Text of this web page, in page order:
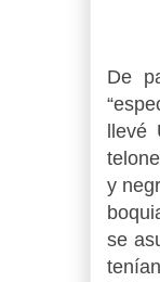
De
y
se